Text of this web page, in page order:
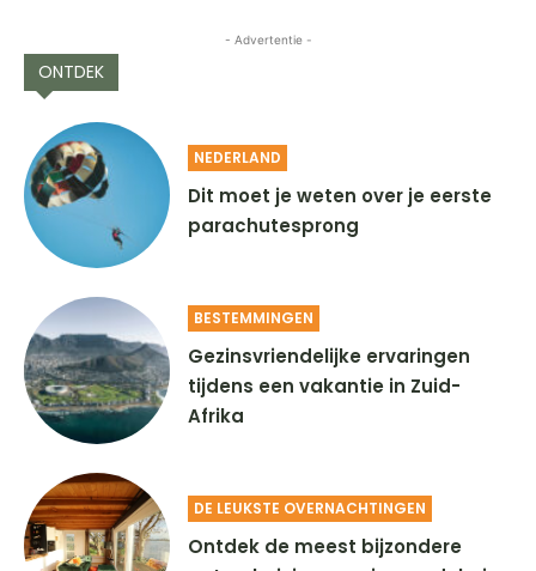
- Advertentie -
ONTDEK
NEDERLAND
Dit moet je weten over je eerste
parachutesprong
BESTEMMINGEN
Gezinsvriendelijke ervaringen
tijdens een vakantie in Zuid-
Afrika
DE LEUKSTE OVERNACHTINGEN
Ontdek de meest bijzondere